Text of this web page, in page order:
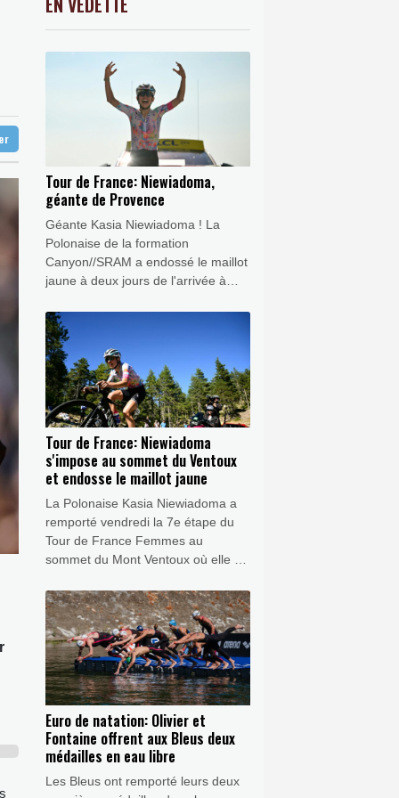
le maillot jaune
-0.41%
1.64% 4392.86 €
Tour de France: Niewiadoma,
géante de Provence
Géante Kasia Niewiadoma ! La
Polonaise de la formation
Canyon//SRAM a endossé le maillot
jaune à deux jours de l'arrivée à
la 7e étape du Tour de France, au
sommet du Mont Ventoux, au terme
d'un solo de près de dix kilomètres.
Tour de France: Niewiadoma
s'impose au sommet du Ventoux
et endosse le maillot jaune
La Polonaise Kasia Niewiadoma a
remporté vendredi la 7e étape du
Tour de France Femmes au
sommet du Mont Ventoux où elle a
détriment de la Suissesse Marlen
Reusser, 4e.
Euro de natation: Olivier et
Fontaine offrent aux Bleus deux
médailles en eau libre
Les Bleus ont remporté leurs deux